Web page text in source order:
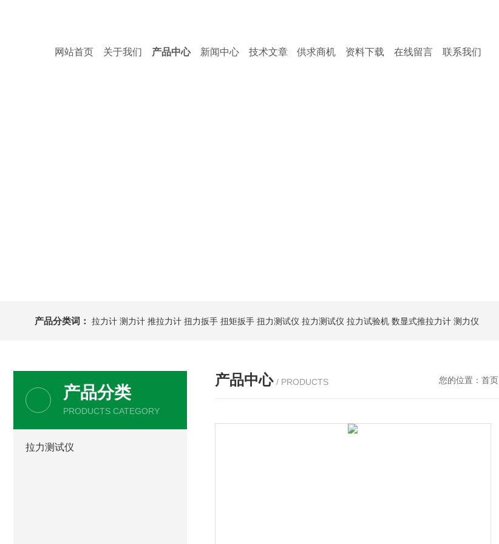
网站首页 关于我们 产品中心 新闻中心 技术文章 供求商机 资料下载 在线留言 联系我们
产品分类词： 拉力计 测力计 推拉力计 扭力扳手 扭矩扳手 扭力测试仪 拉力测试仪 拉力试验机 数显式推拉力计 测力仪
产品分类
PRODUCTS CATEGORY
拉力测试仪
产品中心 / PRODUCTS 您的位置：首页